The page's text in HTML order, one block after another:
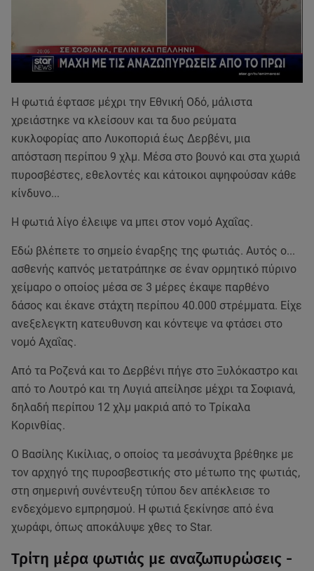
Η φωτιά έφτασε μέχρι την Εθνική Οδό, μάλιστα
χρειάστηκε να κλείσουν και τα δυο ρεύματα
κυκλοφορίας απο Λυκοποριά έως Δερβένι, μια
απόσταση περίπου 9 χλμ. Μέσα στο βουνό και στα χωριά
πυροσβέστες, εθελοντές και κάτοικοι αψηφούσαν κάθε
κίνδυνο...
Η φωτιά λίγο έλειψε να μπει στον νομό Αχαΐας.
Εδώ βλέπετε το σημείο έναρξης της φωτιάς. Αυτός ο...
ασθενής καπνός μετατράπηκε σε έναν ορμητικό πύρινο
χείμαρο ο οποίος μέσα σε 3 μέρες έκαψε παρθένο
δάσος και έκανε στάχτη περίπου 40.000 στρέμματα. Είχε
ανεξελεγκτη κατευθυνση και κόντεψε να φτάσει στο
νομό Αχαΐας.
Από τα Ροζενά και το Δερβένι πήγε στο Ξυλόκαστρο και
από το Λουτρό και τη Λυγιά απείλησε μέχρι τα Σοφιανά,
δηλαδή περίπου 12 χλμ μακριά από το Τρίκαλα
Κορινθίας.
Ο Βασίλης Κικίλιας, ο οποίος τα μεσάνυχτα βρέθηκε με
τον αρχηγό της πυροσβεστικής στο μέτωπο της φωτιάς,
στη σημερινή συνέντευξη τύπου δεν απέκλεισε το
ενδεχόμενο εμπρησμού. Η φωτιά ξεκίνησε από ένα
χωράφι, όπως αποκάλυψε χθες το Star.
Τρίτη μέρα φωτιάς με αναζωπυρώσεις -